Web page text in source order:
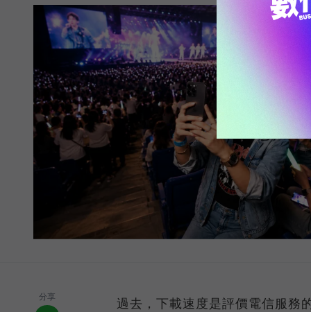
分享
過去，下載速度是評價電信服務